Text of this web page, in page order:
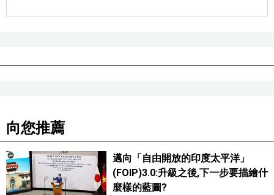
向您推薦
邁向「自由開放的印度太平洋」
(FOIP)3.0:升級之後,下一步要描繪什
麼樣的藍圖?